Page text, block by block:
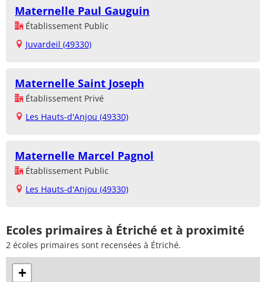
Maternelle Paul Gauguin
Établissement Public
Juvardeil (49330)
Maternelle Saint Joseph
Établissement Privé
Les Hauts-d'Anjou (49330)
Maternelle Marcel Pagnol
Établissement Public
Les Hauts-d'Anjou (49330)
Ecoles primaires à Étriché et à proximité
2 écoles primaires sont recensées à Étriché.
+